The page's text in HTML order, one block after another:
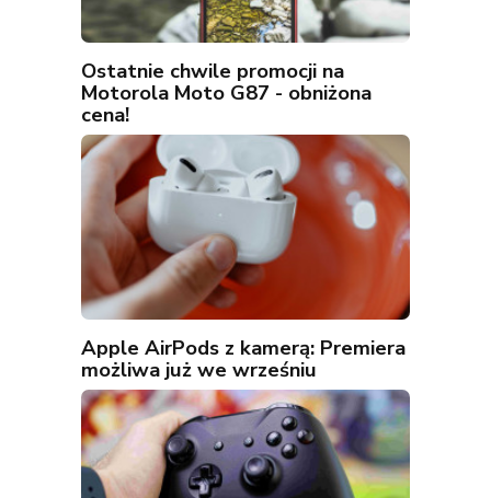
Ostatnie chwile promocji na
Motorola Moto G87 - obniżona
cena!
Apple AirPods z kamerą: Premiera
możliwa już we wrześniu